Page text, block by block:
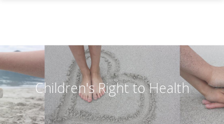
Gå til hovedinnhold
Children's Right to Health